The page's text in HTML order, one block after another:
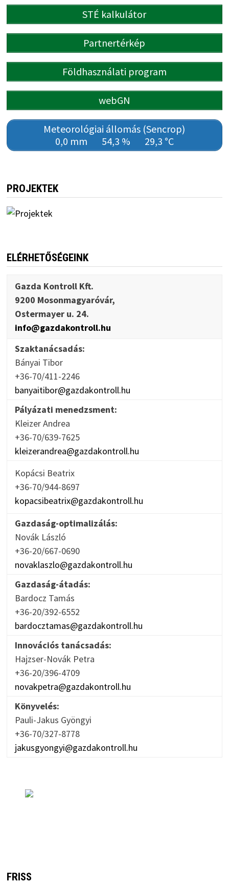
STÉ kalkulátor
Partnertérkép
Földhasználati program
webGN
Meteorológiai állomás (Sencrop)
0,0 mm
54,3 % 29,3 °C
PROJEKTEK
ELÉRHETŐSÉGEINK
Gazda Kontroll Kft.
9200 Mosonmagyaróvár,
Ostermayer u. 24.
info@gazdakontroll.hu
Szaktanácsadás:
Bányai Tibor
+36-70/411-2246
banyaitibor@gazdakontroll.hu
Pályázati menedzsment:
Kleizer Andrea
+36-70/639-7625
kleizerandrea@gazdakontroll.hu
Kopácsi Beatrix
+36-70/944-8697
kopacsibeatrix@gazdakontroll.hu
Gazdaság-optimalizálás:
Novák László
+36-20/667-0690
novaklaszlo@gazdakontroll.hu
Gazdaság-átadás:
Bardocz Tamás
+36-20/392-6552
bardocztamas@gazdakontroll.hu
Innovációs tanácsadás:
Hajzser-Novák Petra
+36-20/396-4709
novakpetra@gazdakontroll.hu
Könyvelés:
Pauli-Jakus Gyöngyi
+36-70/327-8778
jakusgyongyi@gazdakontroll.hu
FRISS